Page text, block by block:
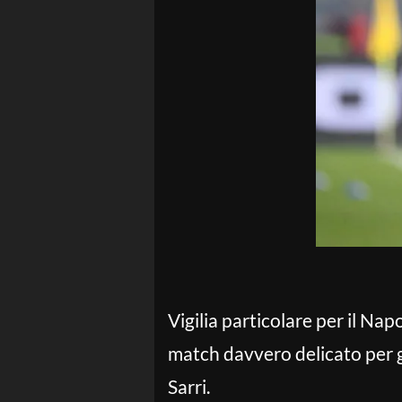
Vigilia particolare per il
match davvero delicato per
Sarri.